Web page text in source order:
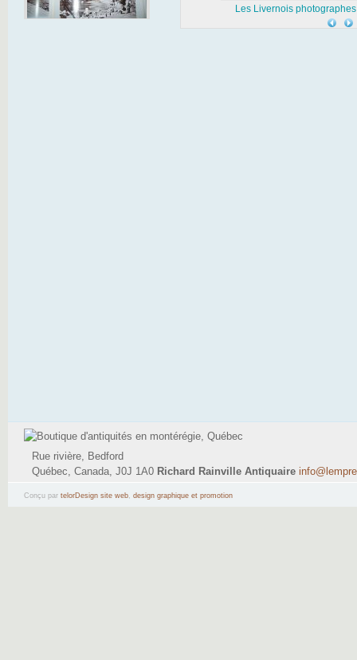
Les Livernois
Rue rivière, Bedford
Québec, Canada, J0J 1A0 Richard Rainville Antiquaire
(514) 795-9484
Conçu par telorDesign site web, design graphique et promotion